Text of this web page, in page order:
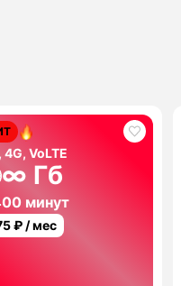
4G, VoLTE
∞ Гб
минут
₽ / мес